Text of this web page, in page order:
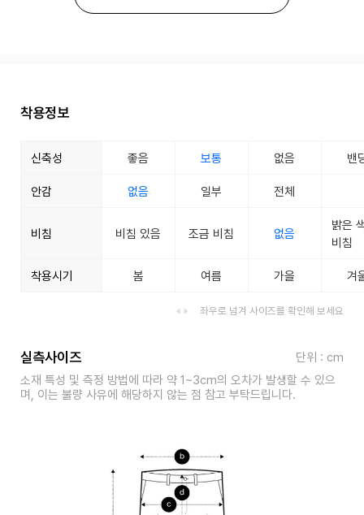
착용정보
신축성 좋음 보통 없음 밴
안감 없음 일부 전체
비침 비침 있음 조금 비침 없음
밝은
비침
착용시기 봄 여름 가을 겨
좌우로 넘겨 사이즈를 확인해 보세요
실측사이즈
단위 : cm
소재 특성 및 측정 방법에 따라 약 1~3cm의 오차가 발생할 수 있으
며, 이는 불량 사유에 해당하지 않는 점 참고 부탁드립니다.